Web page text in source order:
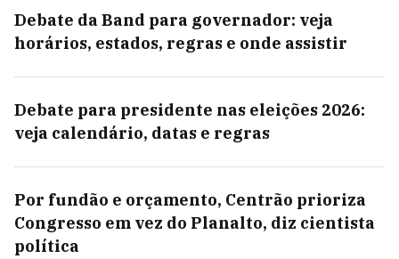
Debate da Band para governador: veja
horários, estados, regras e onde assistir
Debate para presidente nas eleições 2026:
veja calendário, datas e regras
Por fundão e orçamento, Centrão prioriza
Congresso em vez do Planalto, diz cientista
política